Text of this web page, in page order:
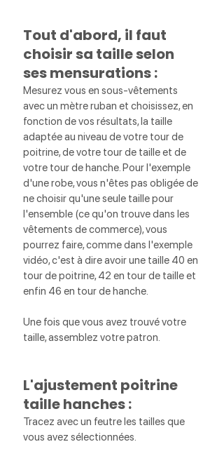
Tout d'abord, il faut
choisir sa taille selon
ses mensurations :
Mesurez vous en sous-vêtements
avec un mètre ruban et choisissez, en
fonction de vos résultats, la taille
adaptée au niveau de votre tour de
poitrine, de votre tour de taille et de
votre tour de hanche. Pour l'exemple
d'une robe, vous n'êtes pas obligée de
ne choisir qu'une seule taille pour
l'ensemble (ce qu'on trouve dans les
vêtements de commerce), vous
pourrez faire, comme dans l'exemple
vidéo, c'est à dire avoir une taille 40 en
tour de poitrine, 42 en tour de taille et
enfin 46 en tour de hanche.
Une fois que vous avez trouvé votre
taille, assemblez votre patron.
L'ajustement poitrine
taille hanches :
Tracez avec un feutre les tailles que
vous avez sélectionnées.